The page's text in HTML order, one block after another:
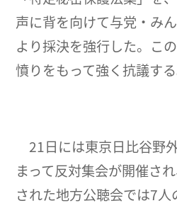
声に背を向けて与党・み
より採決を強行した。こ
憤りをもって強く抗議する
21日には東京日比谷野
まって反対集会が開催さ
された地方公聴会では7